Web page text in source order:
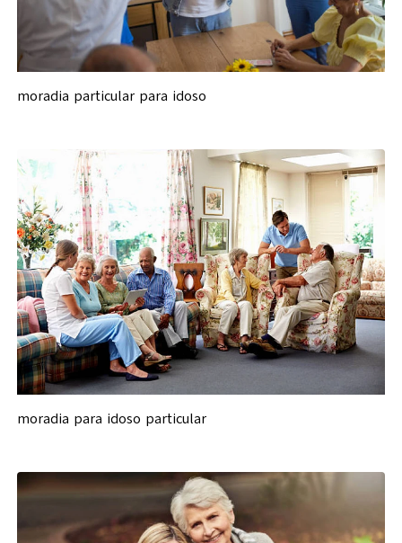
moradia particular para idoso
moradia para idoso particular